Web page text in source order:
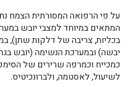
על פי הרפואה המסורתית הצמח
המתאים במיוחד למצבי יובש
בכליות, צריבה של דלקות שתן),
יבשה) ובמערכת הנשימה (יובש
כמכייח וכמרפה שרירים של
לשיעול, לאסטמה, ולברונכיטיס.